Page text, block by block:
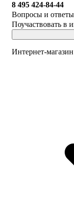
8 495 424-84-44
Вопросы и ответы
Поучаствовать в
Интернет-магазин